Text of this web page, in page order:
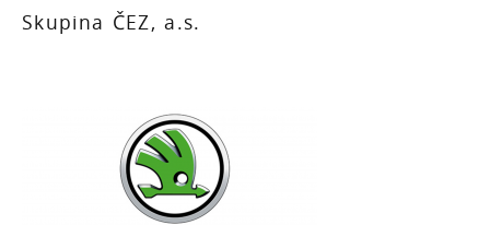
Skupina ČEZ, a.s.